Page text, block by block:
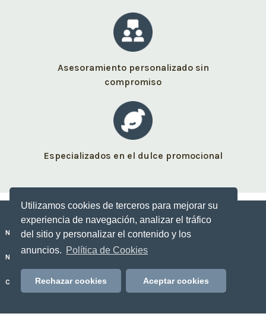
Utilizamos cookies de terceros para mejorar su
experiencia de navegación, analizar el tráfico
del sitio y personalizar el contenido y los
anuncios. Política de Cookies
Rechazar cookies Aceptar cookies
Asesoramiento personalizado sin
compromiso
Especializados en el dulce promocional
Nuestros dulces personalizados
No Sólo Dulce
Contacto